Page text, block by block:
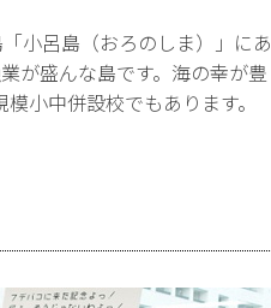
小呂島（おろのしま）」にあ
が盛んな島です。海の幸が豊
模小中併設校でもあります。